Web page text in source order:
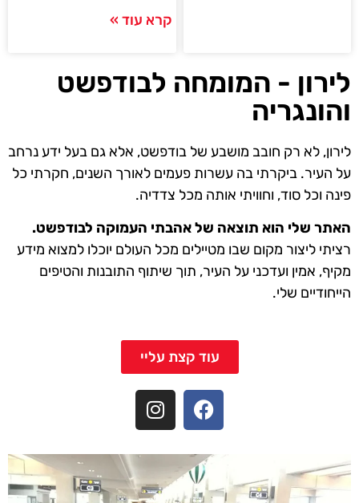
קרא עוד »
לירון - המומחה לבודפשט
והונגריה
לירון, לא רק חובב מושבע של בודפשט, אלא גם בעל ידע נרחב
על העיר. ביקרתי בה עשרות פעמים לאורך השנים, חקרתי כל
פינה וכל סוד, וחוויתי אותה מכל צדדיה.
האתר שלי הוא תוצאה של אהבתי העמוקה לבודפשט.
רציתי ליצור מקום שבו מטיילים מכל העולם יוכלו למצוא מידע
מקיף, אמין ועדכני על העיר, תוך שיתוף התובנות והטיפים
הייחודיים שלי.
עוד קצת עליי